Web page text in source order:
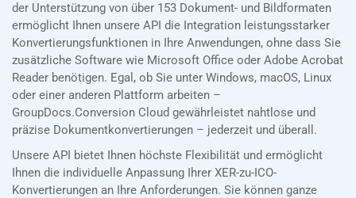
der Unterstützung von über 153 Dokument- und Bildformaten
ermöglicht Ihnen unsere API die Integration leistungsstarker
Konvertierungsfunktionen in Ihre Anwendungen, ohne dass Sie
zusätzliche Software wie Microsoft Office oder Adobe Acrobat
Reader benötigen. Egal, ob Sie unter Windows, macOS, Linux
oder einer anderen Plattform arbeiten –
GroupDocs.Conversion Cloud gewährleistet nahtlose und
präzise Dokumentkonvertierungen – jederzeit und überall.
Unsere API bietet Ihnen höchste Flexibilität und ermöglicht
Ihnen die individuelle Anpassung Ihrer XER-zu-ICO-
Konvertierungen an Ihre Anforderungen. Sie können ganze